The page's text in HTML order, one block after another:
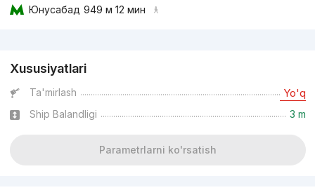
Юнусабад 949 м 12 мин
Xususiyatlari
Ta'mirlash Yo'q
Ship Balandligi 3 m
Parametrlarni ko'rsatish